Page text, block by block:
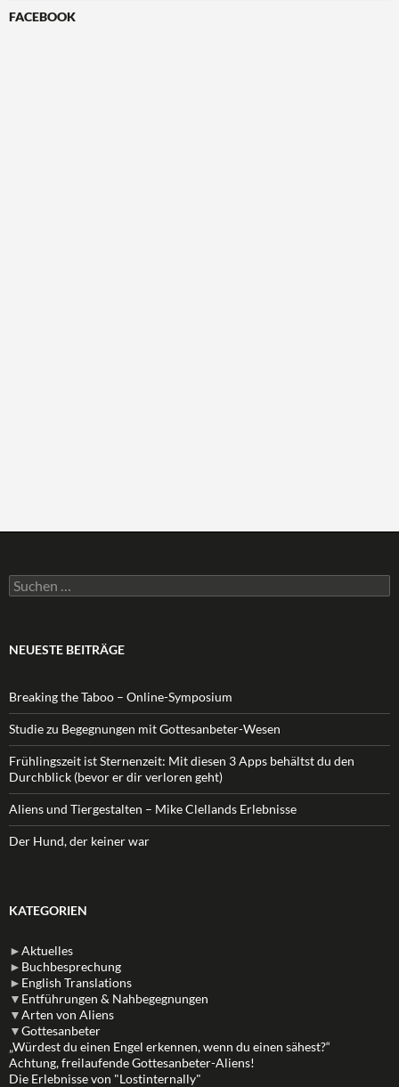
FACEBOOK
Suchen
nach:
NEUESTE BEITRÄGE
Breaking the Taboo – Online-Symposium
Studie zu Begegnungen mit Gottesanbeter-Wesen
Frühlingszeit ist Sternenzeit: Mit diesen 3 Apps behältst du den
Durchblick (bevor er dir verloren geht)
Aliens und Tiergestalten – Mike Clellands Erlebnisse
Der Hund, der keiner war
KATEGORIEN
►Aktuelles
► Buchbesprechung
► English Translations
▼ Entführungen & Nahbegegnungen
▼Arten von Aliens
▼Gottesanbeter
„Würdest du einen Engel erkennen, wenn du einen sähest?“
Achtung, freilaufende Gottesanbeter-Aliens!
Die Erlebnisse von "Lostinternally"